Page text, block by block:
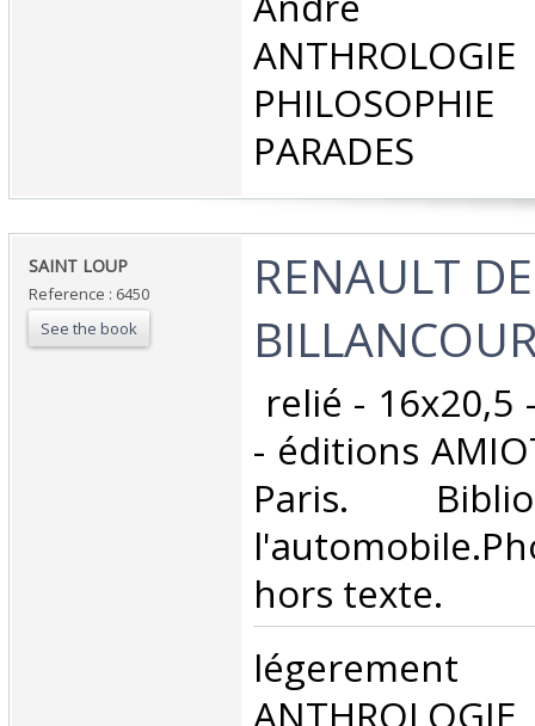
PHILOSOPHIE
PARADES‎
‎SAINT LOUP‎
Reference : 6450
See the book
‎RENAULT DE
relié -
- éditions
Paris.
hors texte.‎